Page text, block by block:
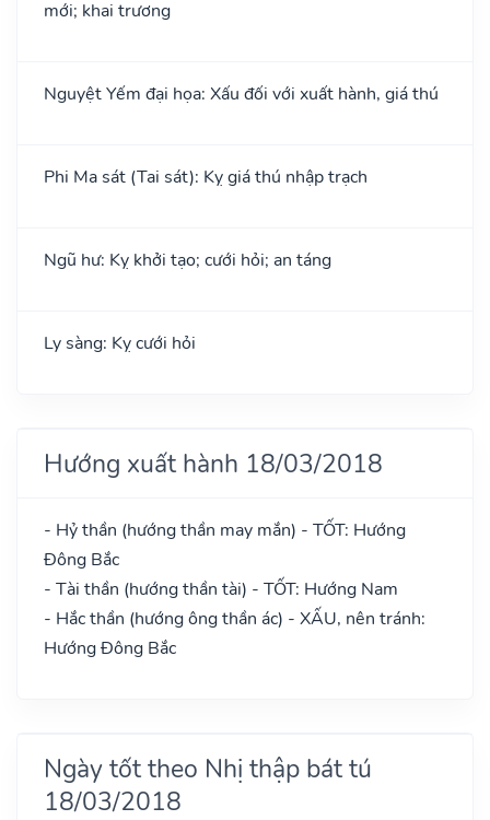
mới; khai trương
Nguyệt Yếm đại họa: Xấu đối với xuất hành, giá thú
Phi Ma sát (Tai sát): Kỵ giá thú nhập trạch
Ngũ hư: Kỵ khởi tạo; cưới hỏi; an táng
Ly sàng: Kỵ cưới hỏi
Hướng xuất hành 18/03/2018
- Hỷ thần (hướng thần may mắn) - TỐT: Hướng
Đông Bắc
- Tài thần (hướng thần tài) - TỐT: Hướng Nam
- Hắc thần (hướng ông thần ác) - XẤU, nên tránh:
Hướng Đông Bắc
Ngày tốt theo Nhị thập bát tú
18/03/2018